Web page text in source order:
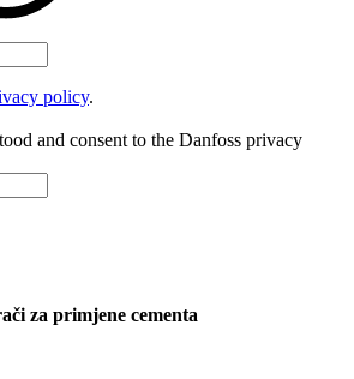
policy.
and consent to the Danfoss privacy
za primjene cementa